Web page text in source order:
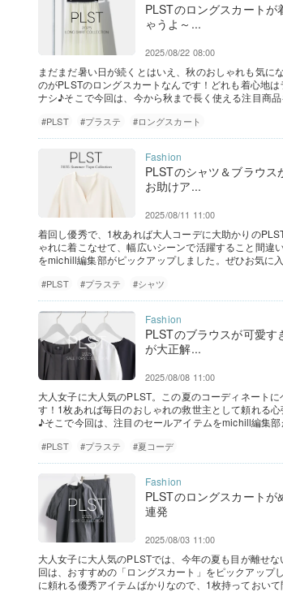
PLSTのロングスカート
ゃうよ～...
2025/08/22 08:00
まだまだ暑い日が続くとはいえ、秋のおしゃれも気
のがPLSTのロングスカートなんです！どれも着心地
ナシ♪そこで今回は、今から秋まで長く使える注目商
#PLST #プラステ #ロングスカート
PLSTのシャツ＆ブラウ
お助けア...
2025/08/11 11:00
着回し優秀で、1枚あれば大人コーデに大助かりの
ゃれに着こなせて、幅広いシーンで活躍すること間
をmichill編集部がピックアップしました。ぜひお気に
#PLST #プラステ #シャツ
PLSTのブラウスが可愛
が大正解...
2025/08/08 11:00
大人女子に大人気のPLST。この夏のコーディネート
す！1枚あれば毎日のおしゃれの救世主として頼れる
♪そこで今回は、注目のセールアイテムをmichill編集部
#PLST #プラステ #夏コーデ
PLSTのロングスカート
連発
2025/08/03 11:00
大人女子に大人気のPLSTでは、今年の夏も目が離せ
回は、おすすめの「ロングスカート」をピックアッ
に頼れる優秀アイテムばかりなので、1枚持っておいて